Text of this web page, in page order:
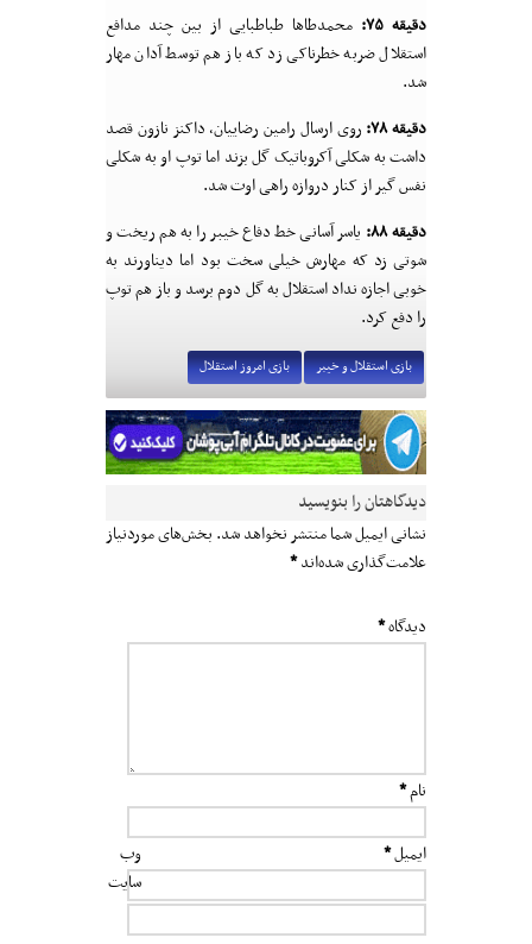
دقیقه ۷۵:
محمدطاها طباطبایی از بین چند مدافع
استقلال ضربه خطرناکی زد که باز هم توسط آدان مهار
شد.
دقیقه ۷۸:
روی ارسال رامین رضاییان، داکنز نازون قصد
داشت به شکلی آکروباتیک گل بزند اما توپ او به شکلی
نفس گیر از کنار دروازه راهی اوت شد.
دقیقه ۸۸:
یاسر آسانی خط دفاع خیبر را به هم ریخت و
شوتی زد که مهارش خیلی سخت بود اما دیناورند به
خوبی اجازه نداد استقلال به گل دوم برسد و باز هم توپ
را دفع کرد.
بازی استقلال و خیبر بازی امروز استقلال
دیدگاهتان را بنویسید
نشانی ایمیل شما منتشر نخواهد شد. بخش‌های موردنیاز
علامت‌گذاری شده‌اند*
دیدگاه*
نام*
ایمیل*
وب‌
سایت